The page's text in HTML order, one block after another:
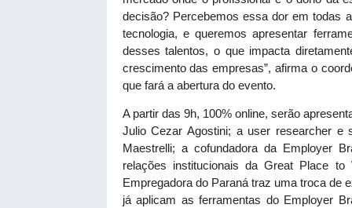
decisão? Percebemos essa dor em todas
tecnologia, e queremos apresentar
desses talentos, o que impacta
crescimento das empresas”, afirma o
que fará a abertura do evento.
A partir das 9h, 100% online, serão
Julio Cezar Agostini; a user researcher e
Maestrelli; a cofundadora da Employer
relações institucionais da Great Place
Empregadora do Paraná traz uma troca de
já aplicam as ferramentas do Employer